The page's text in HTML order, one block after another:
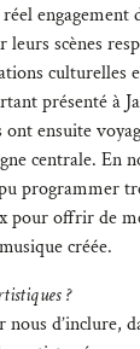
engagement
scènes
culturelles
présenté à
ont ensuite
centrale. En
programmer
pour offrir de
créée.
?
d’inclure,